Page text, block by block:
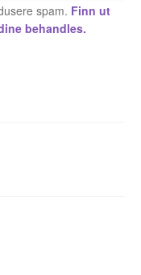
spam. Finn ut
behandles.